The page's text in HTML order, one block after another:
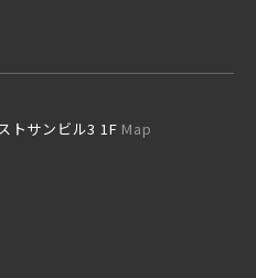
トサンビル3 1F Map